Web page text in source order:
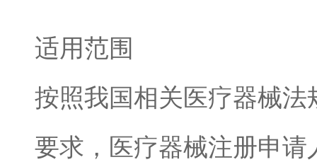
适用范围
按照我国相关医疗器械法
要求，医疗器械注册申